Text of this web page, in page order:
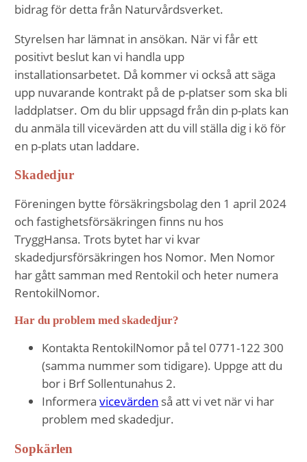
bidrag för detta från Naturvårdsverket.
Styrelsen har lämnat in ansökan. När vi får ett
positivt beslut kan vi handla upp
installationsarbetet. Då kommer vi också att säga
upp nuvarande kontrakt på de p-platser som ska bli
laddplatser. Om du blir uppsagd från din p-plats kan
du anmäla till vicevärden att du vill ställa dig i kö för
en p-plats utan laddare.
Skadedjur
Föreningen bytte försäkringsbolag den 1 april 2024
och fastighetsförsäkringen finns nu hos
TryggHansa. Trots bytet har vi kvar
skadedjursförsäkringen hos Nomor. Men Nomor
har gått samman med Rentokil och heter numera
RentokilNomor.
Har du problem med skadedjur?
Kontakta RentokilNomor på tel 0771-122 300
(samma nummer som tidigare). Uppge att du
bor i Brf Sollentunahus 2.
Informeravicevärden så att vi vet när vi har
problem med skadedjur.
Sopkärlen
taget ska
Statistik
För att vi ska
kunna
förbättra
hemsidans
funktionalitet
och
uppbyggnad,
baserat på
hur
hemsidan
används.
Upplevelse
För att vår
hemsida ska
prestera så
bra som
möjligt
under ditt
besök. Om
du nekar de
kommer viss